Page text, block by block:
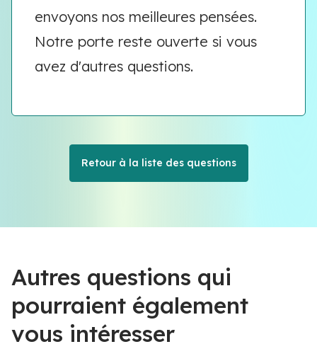
envoyons nos meilleures pensées.
Notre porte reste ouverte si vous
avez d'autres questions.
Retour à la liste des questions
Autres questions qui
pourraient également
vous intéresser